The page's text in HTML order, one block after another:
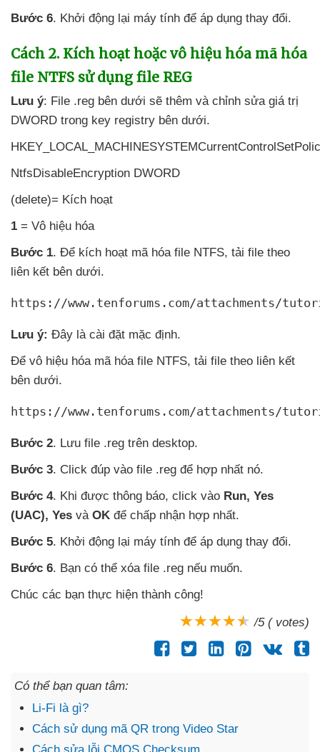
Bước 6. Khởi động lại máy tính để áp dụng thay đổi.
Cách 2. Kích hoạt hoặc vô hiệu hóa mã hóa
file NTFS sử dụng file REG
Lưu ý: File .reg bên dưới sẽ thêm và chỉnh sửa giá trị
DWORD trong key registry bên dưới.
NtfsDisableEncryption DWORD
(delete)= Kích hoạt
1 = Vô hiệu hóa
Bước 1. Để kích hoạt mã hóa file NTFS, tải file theo
liên kết bên dưới.
https://www.tenforums.com/attachments/
Lưu ý: Đây là cài đặt mặc định.
Để vô hiệu hóa mã hóa file NTFS, tải file theo liên kết
bên dưới.
https://www.tenforums.com/attachments/
Bước 2. Lưu file .reg trên desktop.
Bước 3. Click đúp vào file .reg để hợp nhất nó.
Bước 4. Khi được thông báo, click vào Run, Yes
(UAC), Yes và OK để chấp nhận hợp nhất.
Bước 5. Khởi động lại máy tính để áp dụng thay đổi.
Bước 6. Bạn có thể xóa file .reg nếu muốn.
Chúc các bạn thực hiện thành công!
/5 ( votes)
Có thể bạn quan tâm:
Li-Fi là gì?
Cách sử dụng mã QR trong Video Star